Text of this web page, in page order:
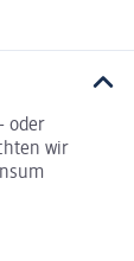
oder
wir